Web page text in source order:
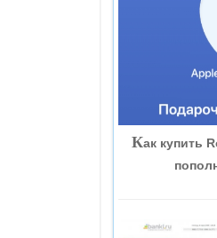
«БАНК
Как купить